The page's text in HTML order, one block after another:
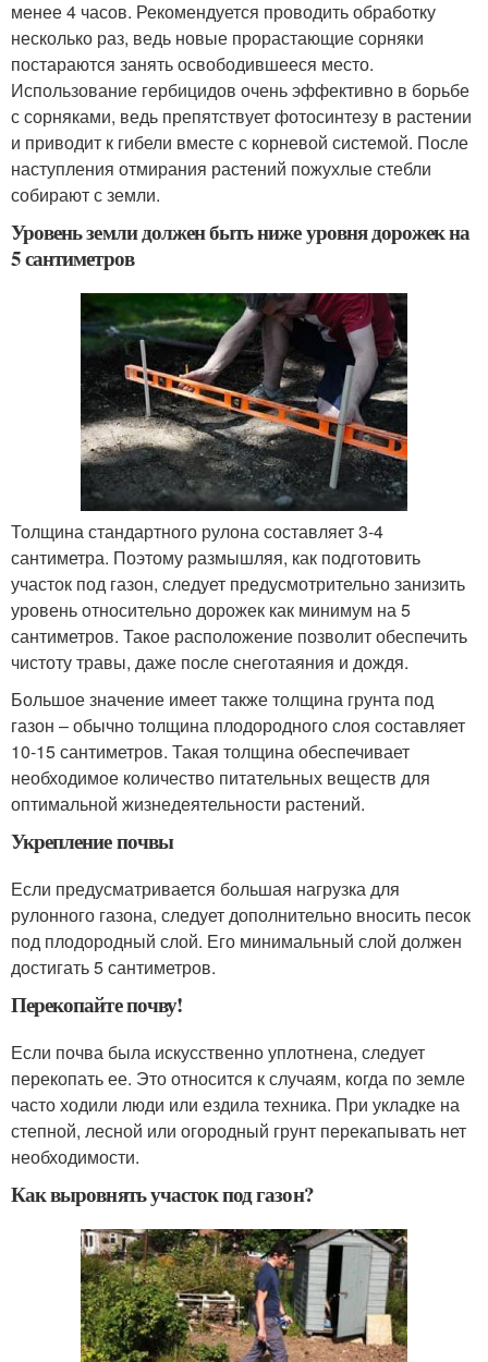
менее 4 часов. Рекомендуется проводить обработку
несколько раз, ведь новые прорастающие сорняки
постараются занять освободившееся место.
Использование гербицидов очень эффективно в борьбе
с сорняками, ведь препятствует фотосинтезу в растении
и приводит к гибели вместе с корневой системой. После
наступления отмирания растений пожухлые стебли
собирают с земли.
Уровень земли должен быть ниже уровня дорожек на
5 сантиметров
Толщина стандартного рулона составляет 3-4
сантиметра. Поэтому размышляя, как подготовить
участок под газон, следует предусмотрительно занизить
уровень относительно дорожек как минимум на 5
сантиметров. Такое расположение позволит обеспечить
чистоту травы, даже после снеготаяния и дождя.
Большое значение имеет также толщина грунта под
газон – обычно толщина плодородного слоя составляет
10-15 сантиметров. Такая толщина обеспечивает
необходимое количество питательных веществ для
оптимальной жизнедеятельности растений.
Укрепление почвы
Если предусматривается большая нагрузка для
рулонного газона, следует дополнительно вносить песок
под плодородный слой. Его минимальный слой должен
достигать 5 сантиметров.
Перекопайте почву!
Если почва была искусственно уплотнена, следует
перекопать ее. Это относится к случаям, когда по земле
часто ходили люди или ездила техника. При укладке на
степной, лесной или огородный грунт перекапывать нет
необходимости.
Как выровнять участок под газон?